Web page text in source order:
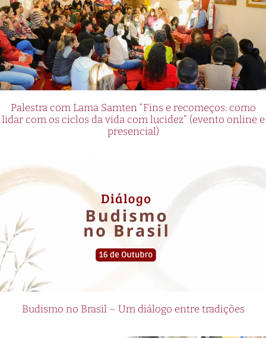
Palestra com Lama Samten “Fins e recomeços: como
lidar com os ciclos da vida com lucidez” (evento online e
presencial)
Budismo no Brasil – Um diálogo entre tradições